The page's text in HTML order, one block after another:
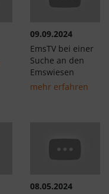
09.09.2024
EmsTV bei einer
Suche an den
Emswiesen
mehr erfahren
08.05.2024